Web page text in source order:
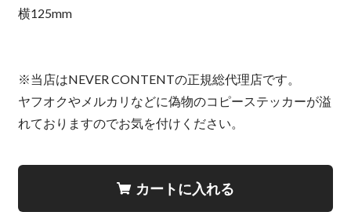
横125mm
※当店はNEVER CONTENTの正規総代理店です。
ヤフオクやメルカリなどに偽物のコピーステッカーが溢
れておりますのでお気を付けください。
カートに入れる